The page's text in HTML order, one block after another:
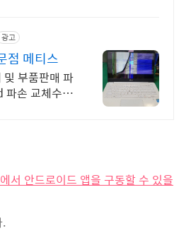
광고
점 메티스
부품판매 파
파손 교체수리
안드로이드 앱을 구동할 수 있을